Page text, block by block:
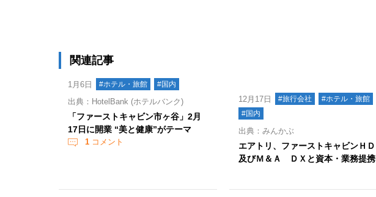
関連記事
1月6日 #ホテル・旅館 #国内
出典：HotelBank (ホテルバンク)
「ファーストキャビン市ヶ谷」2月
17日に開業 “美と健康”がテーマ
1 コメント
12月17日 #旅行会社
#ホテル・旅館
#国内
出典：みんかぶ
エアトリ、ファーストキャビンＨＤ
及びＭ＆Ａ ＤＸと資本・業務提携